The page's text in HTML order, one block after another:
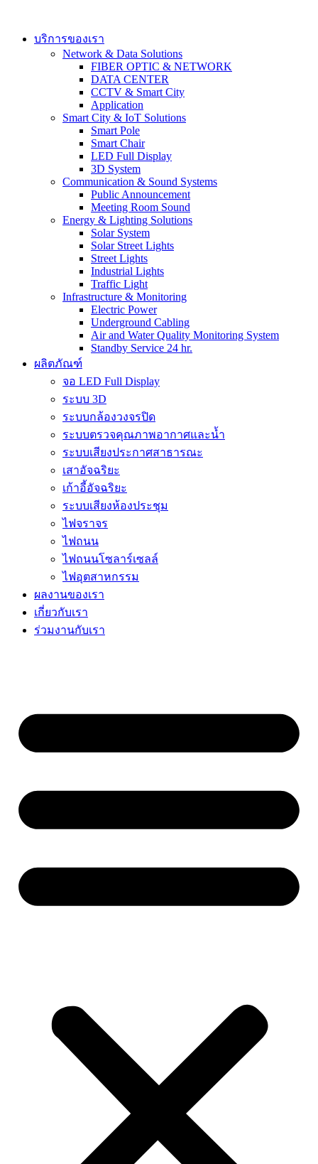
contentบริการของเรา
Network & Data Solutions
FIBER OPTIC & NETWORK​
DATA CENTER
CCTV & Smart City
Application
Smart City & IoT Solutions
Smart Pole
Smart Chair
LED Full Display
3D System
Communication & Sound Systems
Public Announcement
Meeting Room Sound
Energy & Lighting Solutions
Solar System
Solar Street Lights
Street Lights
Industrial Lights
Traffic Light
Infrastructure & Monitoring
Electric Power
Underground Cabling
Air and Water Quality Monitoring System
Standby Service 24 hr.
ผลิตภัณฑ์
จอ LED Full Display
ระบบ 3D
ระบบกล้องวงจรปิด
ระบบตรวจคุณภาพอากาศและน้ำ
ระบบเสียงประกาศสาธารณะ
เสาอัจฉริยะ
เก้าอี้อัจฉริยะ
ระบบเสียงห้องประชุม
ไฟจราจร
ไฟถนน
ไฟถนนโซลาร์เซลล์
ไฟอุตสาหกรรม
ผลงานของเรา
เกี่ยวกับเรา
ร่วมงานกับเรา